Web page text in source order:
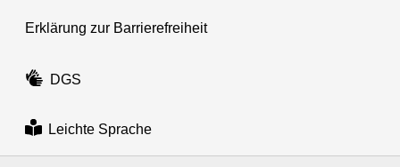
Erklärung zur Barrierefreiheit
DGS
Leichte Sprache